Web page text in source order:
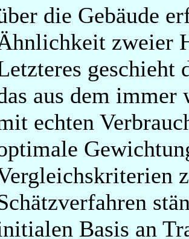
die Gebäude
zweier
geschieht
aus dem immer
echten
Basis an